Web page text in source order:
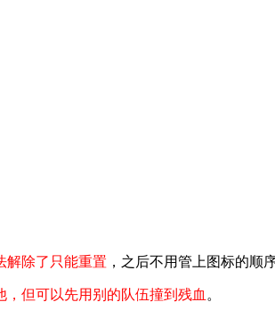
解除了只能重置 ，之后不用管上图标的顺
，但可以先用别的队伍撞到残血 。